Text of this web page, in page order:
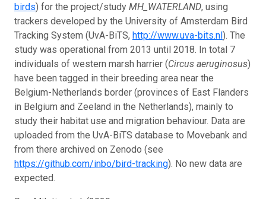
birds) for the project/study MH_WATERLAND, using
trackers developed by the University of Amsterdam Bird
Tracking System (UvA-BiTS, http://www.uva-bits.nl). The
study was operational from 2013 until 2018. In total 7
individuals of western marsh harrier (Circus aeruginosus)
have been tagged in their breeding area near the
Belgium-Netherlands border (provinces of East Flanders
in Belgium and Zeeland in the Netherlands), mainly to
study their habitat use and migration behaviour. Data are
uploaded from the UvA-BiTS database to Movebank and
from there archived on Zenodo (see
https://github.com/inbo/bird-tracking). No new data are
expected.